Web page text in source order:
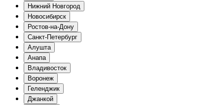
Нижний Новгород
Новосибирск
Ростов-на-Дону
Санкт-Петербург
Алушта
Анапа
Владивосток
Воронеж
Геленджик
Джанкой